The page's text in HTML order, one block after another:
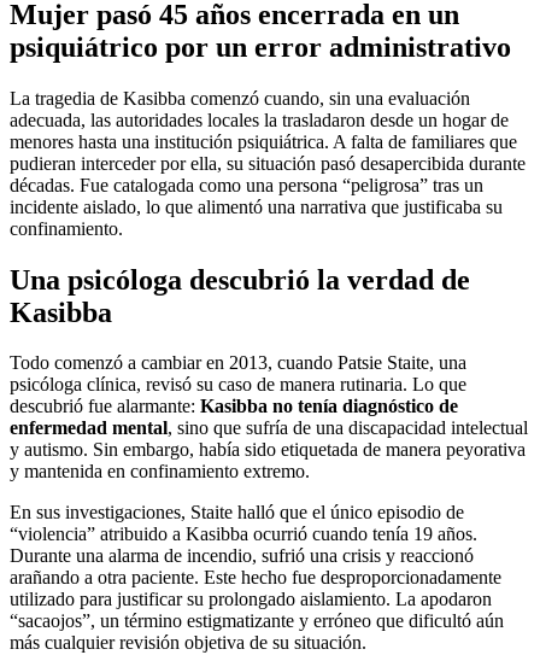
Mujer pasó 45 años encerrada en un
psiquiátrico por un error administrativo
La tragedia de Kasibba comenzó cuando, sin una evaluación
adecuada, las autoridades locales la trasladaron desde un hogar de
menores hasta una institución psiquiátrica. A falta de familiares que
pudieran interceder por ella, su situación pasó desapercibida durante
décadas. Fue catalogada como una persona “peligrosa” tras un
incidente aislado, lo que alimentó una narrativa que justificaba su
confinamiento.
Una psicóloga descubrió la verdad de
Kasibba
Todo comenzó a cambiar en 2013, cuando Patsie Staite, una
psicóloga clínica, revisó su caso de manera rutinaria. Lo que
descubrió fue alarmante: Kasibba no tenía diagnóstico de
enfermedad mental, sino que sufría de una discapacidad intelectual
y autismo. Sin embargo, había sido etiquetada de manera peyorativa
y mantenida en confinamiento extremo.
En sus investigaciones, Staite halló que el único episodio de
“violencia” atribuido a Kasibba ocurrió cuando tenía 19 años.
Durante una alarma de incendio, sufrió una crisis y reaccionó
arañando a otra paciente. Este hecho fue desproporcionadamente
utilizado para justificar su prolongado aislamiento. La apodaron
“sacaojos”, un término estigmatizante y erróneo que dificultó aún
más cualquier revisión objetiva de su situación.